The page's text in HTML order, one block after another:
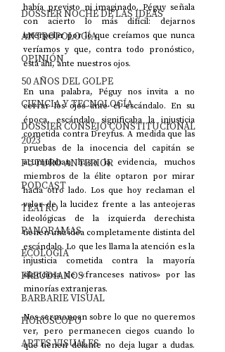
DOSSIER NOCHE DE LAS IDEAS
ANTROPOLOGÍA
OPINIÓN
50 AÑOS DEL GOLPE
CIENCIA Y TECNOLOGÍA
DOSSIER CONSEJO CONSTITUCIONAL
2023
FUTURO ANTERIOR
PODCAST
TEATRO
PANORAMAS
ECOLOGÍA
FREUDIANOS
BARBARIE VISUAL
HORÓSCOPO
ARTES VISUALES
había previsto ni imaginado. Péguy señala
con acierto lo más difícil: dejarnos
interpelar por lo que creíamos que nunca
veríamos y que, contra todo pronóstico,
está ahí, ante nuestros ojos.
En una palabra, Péguy nos invita a no
cerrar los ojos ante el escándalo. En su
época, escándalo significaba la injusticia
cometida contra Dreyfus. A medida que las
pruebas de la inocencia del capitán se
acumulaban hasta la evidencia, muchos
miembros de la élite optaron por mirar
hacia otro lado. Los que hoy reclaman el
valor de la lucidez frente a las anteojeras
ideológicas de la izquierda derechista
tienen una idea completamente distinta del
escándalo. Lo que les llama la atención es la
injusticia cometida contra la mayoría
silenciosa de «franceses nativos» por las
minorías extranjeras.
Nos sermonean sobre lo que no queremos
ver, pero permanecen ciegos cuando lo
que tienen delante no deja lugar a dudas.